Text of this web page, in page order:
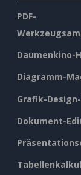
PDF-
Daumenkino-
Diagramm-
Grafik-
Dokument-